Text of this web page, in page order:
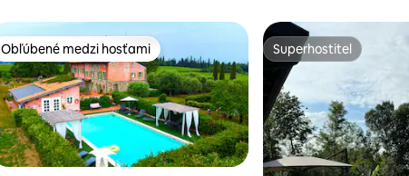
Obľúbené medzi hosťami
Obľúbené medzi hosťami Superhostiteľ
Superhostiteľ